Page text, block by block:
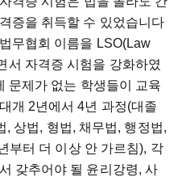
증을 취득할 수 있었습니다
무협회 이름을 LSO(Law
서 자격증 시험을 강화하였
문제가 없는 학생들이 교육
개 2년에서 4년 과정(대졸
, 상법, 형법, 채무법, 행정법,
부터 더 이상 안 가르침), 각
갖추어야 될 윤리강령, 사